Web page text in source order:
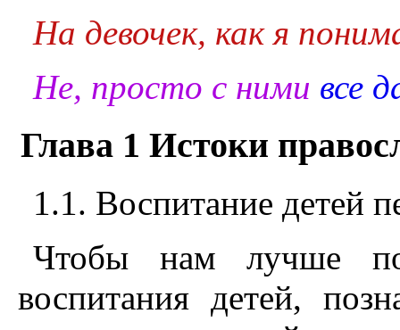
На девочек, как я
Не, просто с ними все
Глава 1 Истоки
1.1. Воспитание детей
Чтобы нам лучше
воспитания детей,